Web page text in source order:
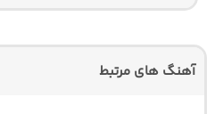
آهنگ های مرتبط